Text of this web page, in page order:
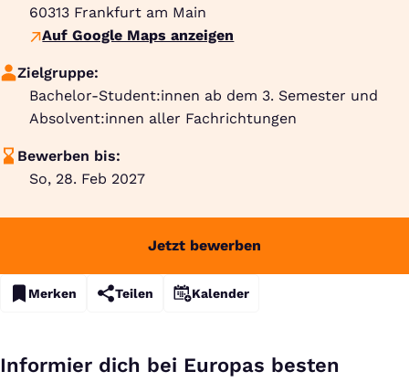
60313 Frankfurt am Main
Auf Google Maps anzeigen
Zielgruppe:
Bachelor-Student:innen ab dem 3. Semester und
Absolvent:innen aller Fachrichtungen
Bewerben bis:
So, 28. Feb 2027
Jetzt bewerben
Merken Teilen Kalender
Informier dich bei Europas besten